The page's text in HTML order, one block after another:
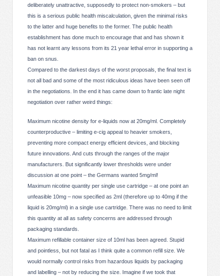
deliberately unattractive, supposedly to protect non-smokers – but
this is a serious public health miscalculation, given the minimal risks
to the latter and huge benefits to the former. The public health
establishment has done much to encourage that and has shown it
has not learnt any lessons from its 21 year lethal error in supporting a
ban on snus.
Compared to the darkest days of the worst proposals, the final text is
not all bad and some of the most ridiculous ideas have been seen off
in the negotiations. In the end it has came down to frantic late night
negotiation over rather weird things:
Maximum nicotine density for e-liquids now at 20mg/ml. Completely
counterproductive – limiting e-cig appeal to heavier smokers,
preventing more compact energy efficient devices, and blocking
future innovations. And cuts through the ranges of the major
manufacturers. But significantly lower thresholds were under
discussion at one point – the Germans wanted 5mg/ml!
Maximum nicotine quantity per single use cartridge – at one point an
unfeasible 10mg – now specified as 2ml (therefore up to 40mg if the
liquid is 20mg/ml) in a single use cartridge. There was no need to limit
this quantity at all as safety concerns are addressed through
packaging standards.
Maximum refillable container size of 10ml has been agreed. Stupid
and pointless, but not fatal as I think quite a common refill size. We
would normally control risks from hazardous liquids by packaging
and labelling – not by reducing the size. Imagine if we took that